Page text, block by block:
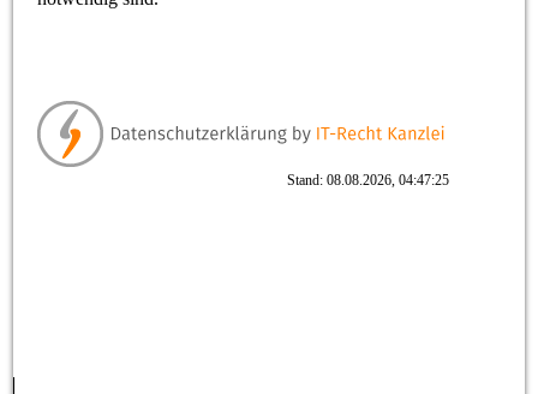
Stand: 08.08.2026, 04:47:25